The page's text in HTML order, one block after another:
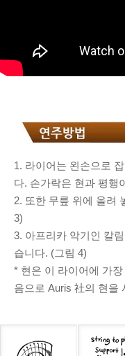
1. 라이어는 왼손으로
다. 손가락은 현과 평행
2. 또한 무릎 위에 올려
3)
3. 아프리카 악기인 칼
습니다. (그림 4)
* 현은 이 라이어에 가
음으로 Auris 社의 현을